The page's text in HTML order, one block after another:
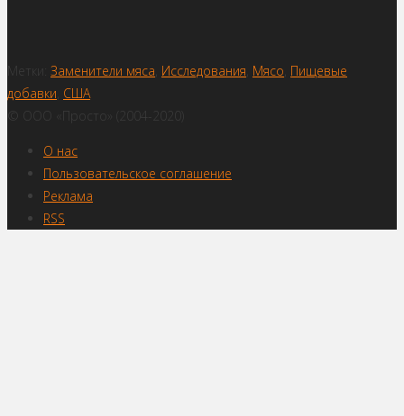
Метки: Заменители мяса Исследования Мясо Пищевые
добавки США
© ООО «Просто» (2004-2020)
О нас
Пользовательское соглашение
Реклама
RSS